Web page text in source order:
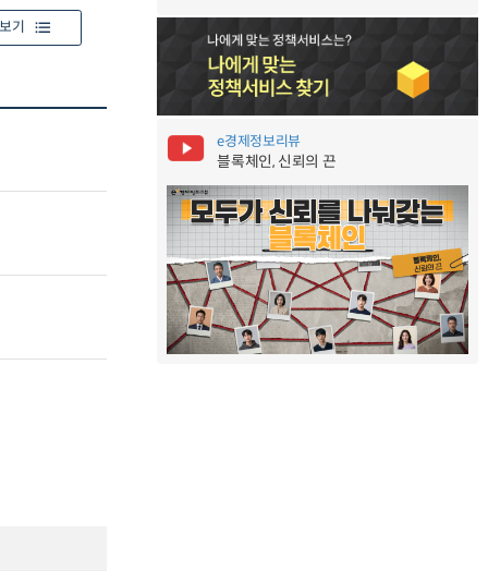
기
e경제정보리뷰
블록체인, 신뢰의 끈